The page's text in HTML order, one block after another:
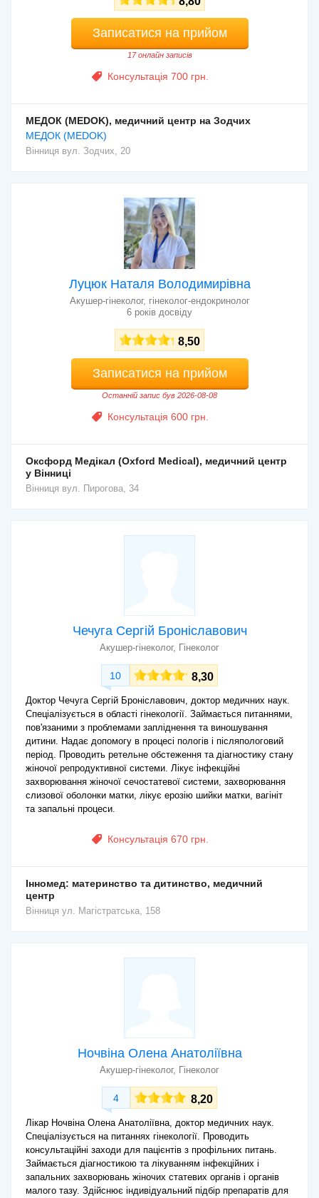
Записатися на прийом
17 онлайн записів
Консультація 700 грн.
МЕДОК (MEDOK), медичний центр на Зодчих
МЕДОК (MEDOK)
Вінниця вул. Зодчих, 20
Луцюк Наталя Володимирівна
Акушер-гінеколог, гінеколог-ендокринолог
6 років досвіду
8,50
Записатися на прийом
Останній запис був 2026-08-08
Консультація 600 грн.
Оксфорд Медікал (Oxford Medical), медичний центр
у Вінниці
Вінниця вул. Пирогова, 34
Чечуга Сергій Броніславович
Акушер-гінеколог, Гінеколог
10 8,30
Доктор Чечуга Сергій Броніславович, доктор медичних наук.
Спеціалізується в області гінекології. Займається питаннями,
пов'язаними з проблемами запліднення та виношування
дитини. Надає допомогу в процесі пологів і післяпологовий
період. Проводить ретельне обстеження та діагностику стану
жіночої репродуктивної системи. Лікує інфекційні
захворювання жіночої сечостатевої системи, захворювання
слизової оболонки матки, лікує ерозію шийки матки, вагініт
та запальні процеси.
Консультація 670 грн.
Інномед: материнство та дитинство, медичний
центр
Вінниця ул. Магістратська, 158
Ночвіна Олена Анатоліївна
Акушер-гінеколог, Гінеколог
4 8,20
Лікар Ночвіна Олена Анатоліївна, доктор медичних наук.
Спеціалізується на питаннях гінекології. Проводить
консультаційні заходи для пацієнтів з профільних питань.
Займається діагностикою та лікуванням інфекційних і
запальних захворювань жіночих статевих органів і органів
малого тазу. Здійснює індивідуальний підбір препаратів для